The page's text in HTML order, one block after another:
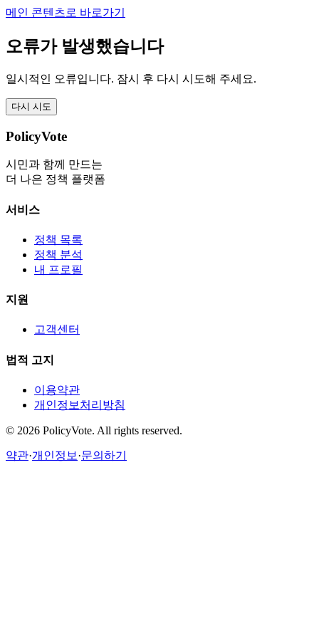
메인 콘텐츠로 바로가기
오류가 발생했습니다
일시적인 오류입니다. 잠시 후 다시 시도해 주세요.
다시 시도
PolicyVote
시민과 함께 만드는
더 나은 정책 플랫폼
서비스
정책 목록
정책 분석
내 프로필
지원
고객센터
법적 고지
이용약관
개인정보처리방침
© 2026 PolicyVote. All rights reserved.
약관·개인정보 ·문의하기